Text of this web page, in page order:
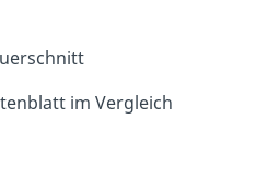
im Vergleich